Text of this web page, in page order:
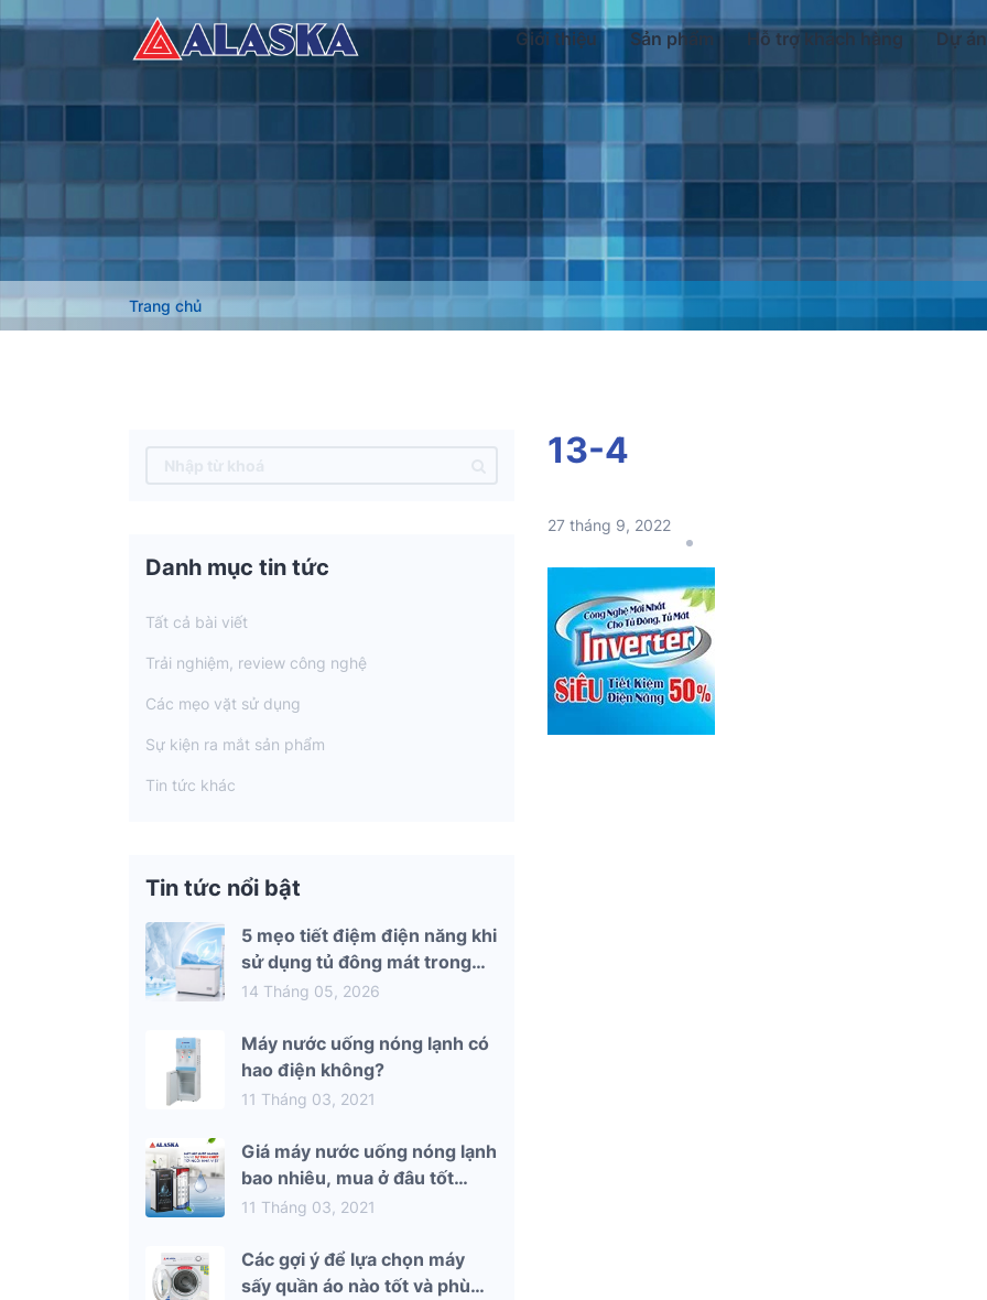
Giới thiệu Sản phẩm Hỗ trợ khách hàng Dự án
Trang chủ
Danh mục tin tức
Tất cả bài viết
Trải nghiệm, review công nghệ
Các mẹo vặt sử dụng
Sự kiện ra mắt sản phẩm
Tin tức khác
Tin tức nổi bật
5 mẹo tiết điệm điện năng khi
sử dụng tủ đông mát trong
mùa hè 2026
14 Tháng 05, 2026
Máy nước uống nóng lạnh có
hao điện không?
11 Tháng 03, 2021
Giá máy nước uống nóng lạnh
bao nhiêu, mua ở đâu tốt
nhất?
11 Tháng 03, 2021
Các gợi ý để lựa chọn máy
sấy quần áo nào tốt và phù
13-4
27 tháng 9, 2022